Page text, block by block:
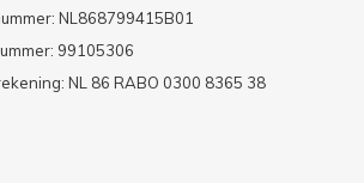
NL868799415B01
99105306
NL 86 RABO 0300 8365 38